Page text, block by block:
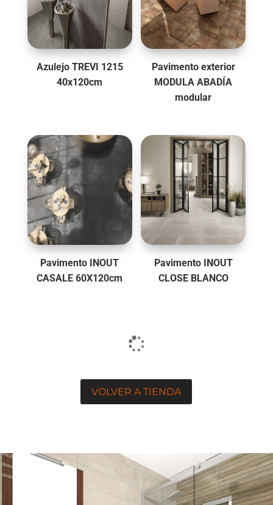
Azulejo TREVI 1215
40x120cm
Pavimento exterior
MODULA ABADÍA
modular
Pavimento INOUT
CASALE 60X120cm
Pavimento INOUT
CLOSE BLANCO
DECOR CASALE
60x60cm
60x120cm